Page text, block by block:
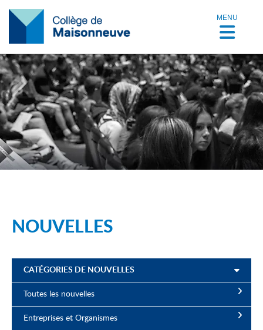
MENU
NOUVELLES
CATÉGORIES DE NOUVELLES
Toutes les nouvelles
Entreprises et Organismes